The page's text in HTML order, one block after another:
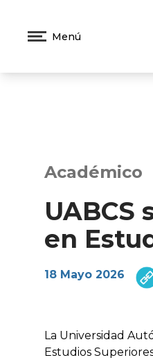
Menú
Académico
UABCS
en
18 Mayo 2026
La Universidad
Estudios